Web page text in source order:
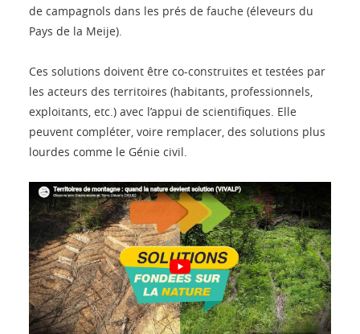
de campagnols dans les prés de fauche (éleveurs du
Pays de la Meije).
Ces solutions doivent être co-construites et testées par
les acteurs des territoires (habitants, professionnels,
exploitants, etc.) avec l’appui de scientifiques. Elle
peuvent compléter, voire remplacer, des solutions plus
lourdes comme le Génie civil.